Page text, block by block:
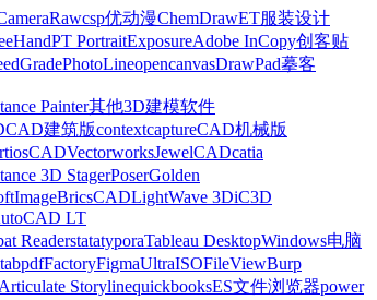
csp优动漫ChemDrawET服装设计
PT PortraitExposureAdobe InCopy创客贴
PhotoLineopencanvasDrawPad摹客
Painter其他3D建模软件
CAD建筑版contextcaptureCAD机械版
VectorworksJewelCADcatia
3D StagerPoserGolden
BricsCADLightWave 3DiC3D
LT
ReaderstatatyporaTableau DesktopWindows电脑
pdfFactoryFigmaUltraISOFileViewBurp
Articulate StorylinequickbooksES文件浏览器power